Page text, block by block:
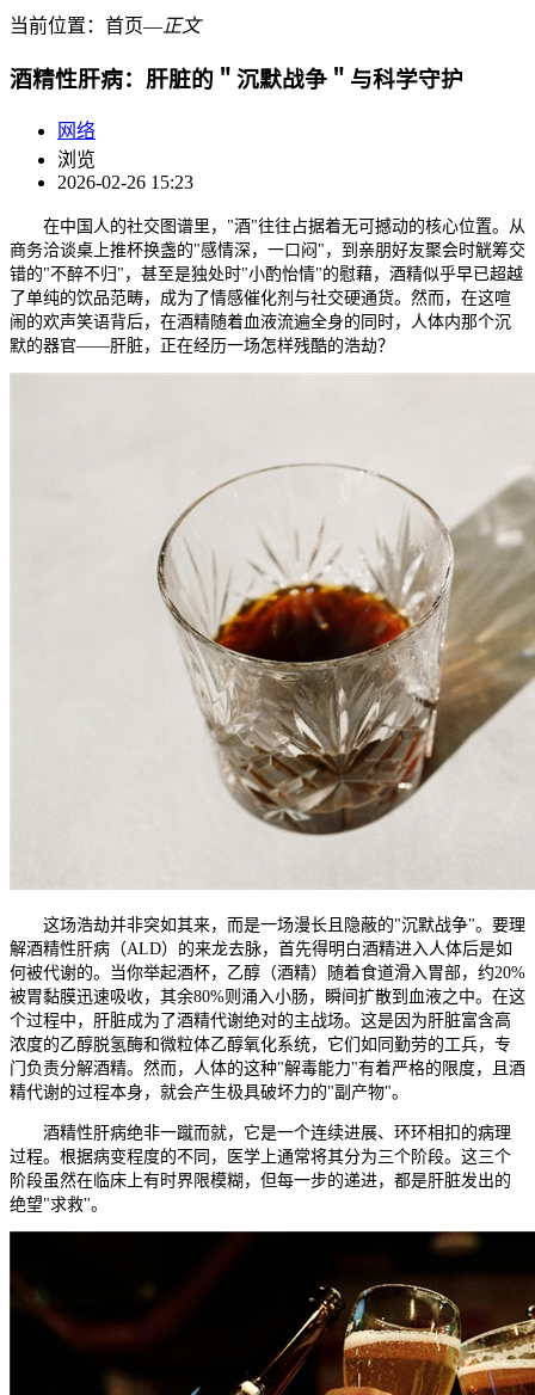
当前位置： 首页―正文
酒精性肝病：肝脏的＂沉默战争＂与科学守护
网络
浏览
2026-02-26 15:23
在中国人的社交图谱里，"酒"往往占据着无可撼动的核心位置。从
商务洽谈桌上推杯换盏的"感情深，一口闷"，到亲朋好友聚会时觥筹交
错的"不醉不归"，甚至是独处时"小酌怡情"的慰藉，酒精似乎早已超越
了单纯的饮品范畴，成为了情感催化剂与社交硬通货。然而，在这喧
闹的欢声笑语背后，在酒精随着血液流遍全身的同时，人体内那个沉
默的器官——肝脏，正在经历一场怎样残酷的浩劫？
这场浩劫并非突如其来，而是一场漫长且隐蔽的"沉默战争"。要理
解酒精性肝病（ALD）的来龙去脉，首先得明白酒精进入人体后是如
何被代谢的。当你举起酒杯，乙醇（酒精）随着食道滑入胃部，约20%
被胃黏膜迅速吸收，其余80%则涌入小肠，瞬间扩散到血液之中。在这
个过程中，肝脏成为了酒精代谢绝对的主战场。这是因为肝脏富含高
浓度的乙醇脱氢酶和微粒体乙醇氧化系统，它们如同勤劳的工兵，专
门负责分解酒精。然而，人体的这种"解毒能力"有着严格的限度，且酒
精代谢的过程本身，就会产生极具破坏力的"副产物"。
酒精性肝病绝非一蹴而就，它是一个连续进展、环环相扣的病理
过程。根据病变程度的不同，医学上通常将其分为三个阶段。这三个
阶段虽然在临床上有时界限模糊，但每一步的递进，都是肝脏发出的
绝望"求救"。